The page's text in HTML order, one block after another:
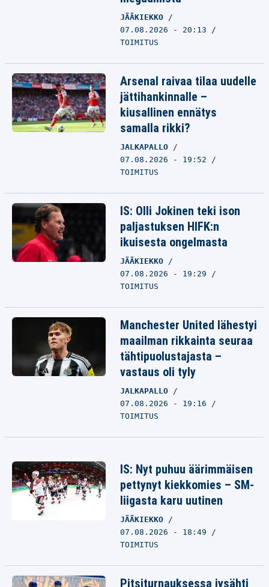
JÄÄKIEKKO
07.08.2026 - 20:13
TOIMITUS
Arsenal raivaa tilaa uudelle
jättihankinnalle –
kiusallinen ennätys
samalla rikki?
JALKAPALLO
07.08.2026 - 19:52
TOIMITUS
IS: Olli Jokinen teki ison
paljastuksen HIFK:n
ikuisesta ongelmasta
JÄÄKIEKKO
07.08.2026 - 19:29
TOIMITUS
Manchester United lähestyi
maailman rikkainta seuraa
tähtipuolustajasta –
vastaus oli tyly
JALKAPALLO
07.08.2026 - 19:16
TOIMITUS
IS: Nyt puhuu äärimmäisen
pettynyt kiekkomies – SM-
liigasta karu uutinen
JÄÄKIEKKO
07.08.2026 - 18:49
TOIMITUS
Pitsiturnauksessa jysähti